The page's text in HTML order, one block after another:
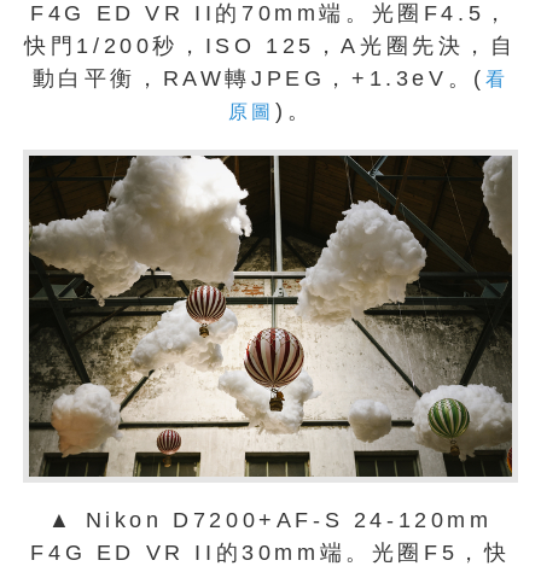
F4G ED VR II的70mm端。光圈F4.5，
快門1/200秒，ISO 125，A光圈先決，自
動白平衡，RAW轉JPEG，+1.3eV。( 看
原圖 )。
▲ Nikon D7200+AF-S 24-120mm
F4G ED VR II的30mm端。光圈F5，快